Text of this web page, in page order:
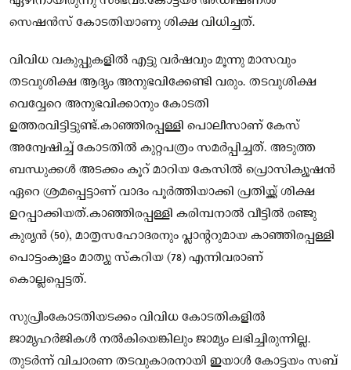
സെഷൻസ് കോടതിയാണു ശിക്ഷ വിധിച്ചത്.
വിവിധ വകുപ്പുകളിൽ എട്ടു വർഷവും മൂന്നു മാസവും
തടവുശിക്ഷ ആദ്യം അനുഭവിക്കേണ്ടി വരും. തടവുശിക്ഷ
വെവ്വേറെ അനുഭവിക്കാനും കോടതി
ഉത്തരവിട്ടിട്ടുണ്ട്.കാഞ്ഞിരപ്പള്ളി പൊലീസാണ് കേസ്
അന്വേഷിച്ച് കോടതില്‍ കുറ്റപത്രം സമര്‍പ്പിച്ചത്. അടുത്ത
ബന്ധുക്കള്‍ അടക്കം കൂറ് മാറിയ കേസില്‍ പ്രൊസിക്യൂഷന്‍
ഏറെ ശ്രമപ്പെട്ടാണ് വാദം പൂര്‍ത്തിയാക്കി പ്രതിയ്ക്ക് ശിക്ഷ
ഉറപ്പാക്കിയത്.കാഞ്ഞിരപ്പള്ളി കരിമ്പനാല്‍ വീട്ടില്‍ രഞ്ജു
കുര്യന്‍ (50), മാതൃസഹോദരനും പ്ലാന്ററുമായ കാഞ്ഞിരപ്പള്ളി
പൊട്ടംകുളം മാത്യു സ്‌കറിയ (78) എന്നിവരാണ്
കൊല്ലപ്പെട്ടത്.
സുപ്രീംകോടതിയടക്കം വിവിധ കോടതികളില്‍
ജാമ്യഹര്‍ജികള്‍ നല്‍കിയെങ്കിലും ജാമ്യം ലഭിച്ചിരുന്നില്ല.
തുടര്‍ന്ന് വിചാരണ തടവുകാരനായി ഇയാള്‍ കോട്ടയം സബ്